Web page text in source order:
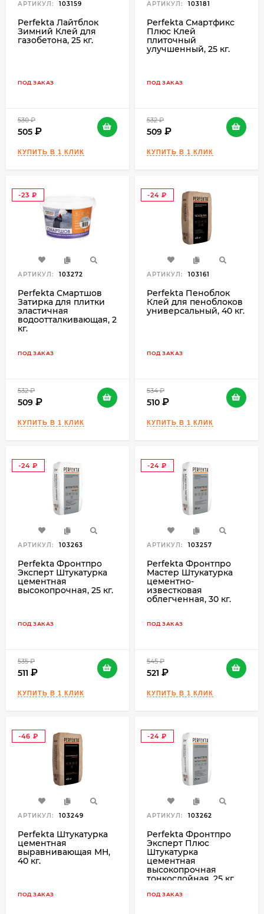
АРТИКУЛ: 103159
Perfekta Лайтблок
Зимний Клей для
газобетона, 25 кг.
ПОД ЗАКАЗ
530
505
АРТИКУЛ: 103181
Perfekta Смартфикс
Плюс Клей
плиточный
улучшенный, 25 кг.
ПОД ЗАКАЗ
532
509
-23
АРТИКУЛ: 103272
Perfekta Смартшов
Затирка для плитки
эластичная
водоотталкивающая, 2
кг.
ПОД ЗАКАЗ
532
509
-24
АРТИКУЛ: 103161
Perfekta Пеноблок
Клей для пеноблоков
универсальный, 40 кг.
ПОД ЗАКАЗ
534
510
-24
АРТИКУЛ: 103263
Perfekta Фронтпро
Эксперт Штукатурка
цементная
высокопрочная, 25 кг.
ПОД ЗАКАЗ
535
511
-24
АРТИКУЛ: 103257
Perfekta Фронтпро
Мастер Штукатурка
цементно-
известковая
облегченная, 30 кг.
ПОД ЗАКАЗ
545
521
-46
АРТИКУЛ: 103249
Perfekta Штукатурка
цементная
выравнивающая МН,
40 кг.
ПОД ЗАКАЗ
-24
АРТИКУЛ: 103262
Perfekta Фронтпро
Эксперт Плюс
Штукатурка
цементная
высокопрочная
тонкослойная, 25 кг.
ПОД ЗАКАЗ